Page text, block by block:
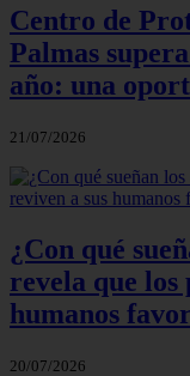
Centro de
Palmas
año: una
21/07/2026
¿Con qué
revela que los
humanos
20/07/2026